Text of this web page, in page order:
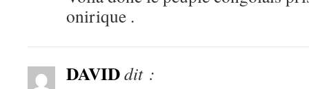
onirique .
DAVIDdit :